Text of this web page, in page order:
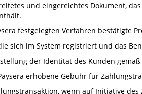
und eingereichtes Dokument,
festgelegten Verfahren bestätigte
sich im System registriert und das
der Identität des Kunden
erhobene Gebühr für
wenn auf Initiative